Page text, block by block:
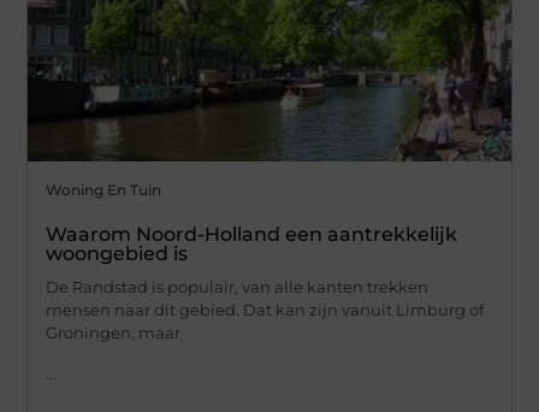
Woning En Tuin
Waarom Noord-Holland een aantrekkelijk
woongebied is
De Randstad is populair, van alle kanten trekken
mensen naar dit gebied. Dat kan zijn vanuit Limburg of
Groningen, maar